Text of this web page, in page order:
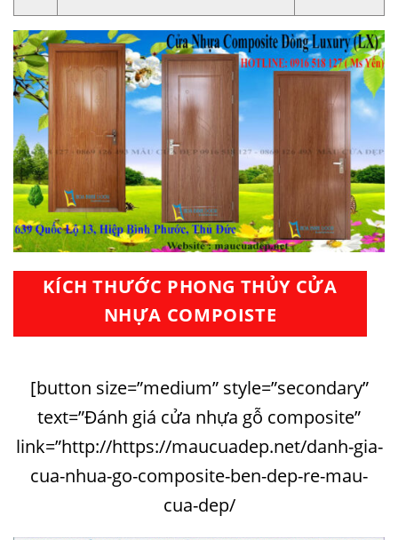
KÍCH THƯỚC PHONG THỦY CỬA
NHỰA COMPOISTE
[button size=”medium” style=”secondary”
text=”Đánh giá cửa nhựa gỗ composite”
link=”http://https://maucuadep.net/danh-gia-
cua-nhua-go-composite-ben-dep-re-mau-
cua-dep/